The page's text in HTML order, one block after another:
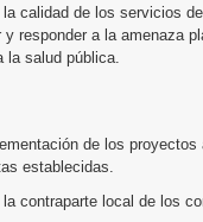
calidad de los servicios
responder a la amenaza
salud pública.
de los
establecidas.
contraparte local de los